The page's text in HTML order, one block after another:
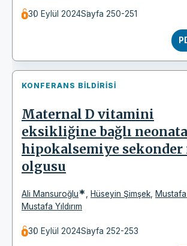
30 Eylül 2024Sayfa 250-251
KONFERANS BILDIRISI
Maternal D vitamini
eksikliğine bağlı
hipokalsemiye sekonder
olgusu
Ali Mansuroğlu* Hüseyin Şimşek Mustafa
Mustafa Yıldırım
30 Eylül 2024Sayfa 252-253